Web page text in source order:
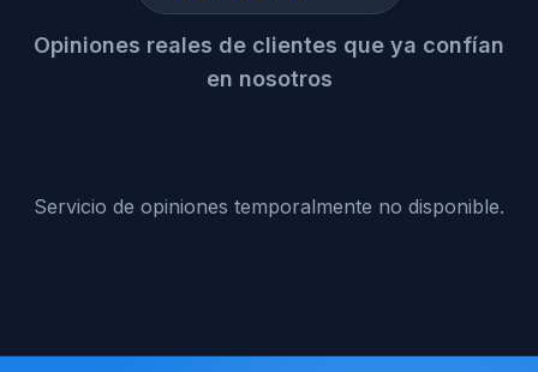
Opiniones reales de clientes que ya confían
en nosotros
Servicio de opiniones temporalmente no disponible.